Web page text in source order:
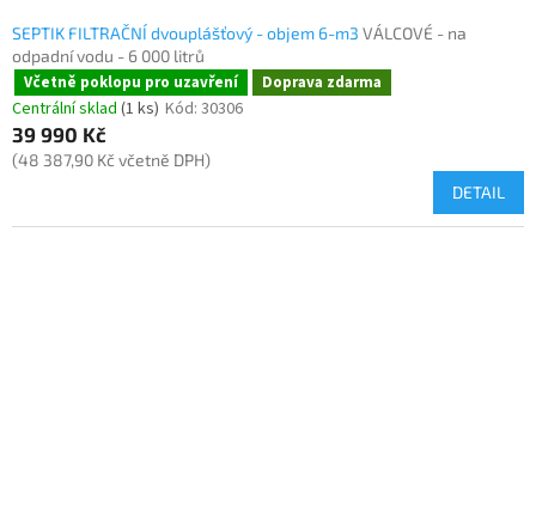
SEPTIK FILTRAČNÍ dvouplášťový - objem 6-m3 VÁLCOVÉ - na
odpadní vodu - 6 000 litrů
Včetně poklopu pro uzavření Doprava zdarma
Centrální sklad (1 ks) Kód: 30306
39 990 Kč
(48 387,90 Kč včetně DPH)
DETAIL